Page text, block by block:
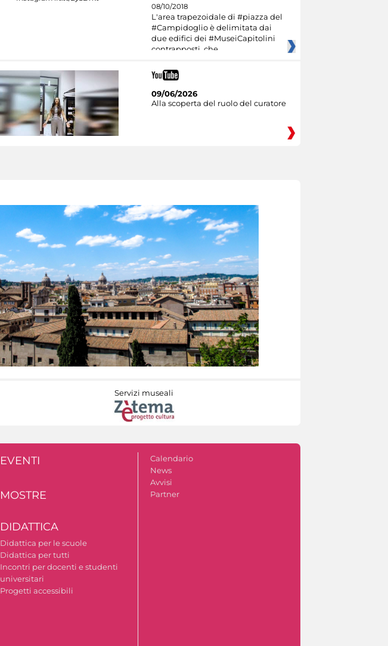
08/10/2018
L'area trapezoidale di #piazza del
#Campidoglio è delimitata dai
due edifici dei #MuseiCapitolini
contrapposti, che
09/06/2026
Alla scoperta del ruolo del curatore
Servizi museali
EVENTI
MOSTRE
DIDATTICA
Didattica per le scuole
Didattica per tutti
Incontri per docenti e studenti
universitari
Progetti accessibili
Calendario
News
Avvisi
Partner